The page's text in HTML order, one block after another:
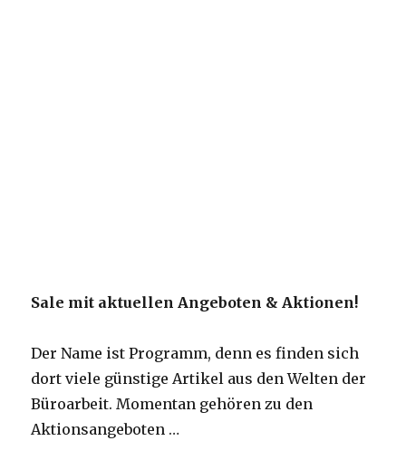
Sale mit aktuellen Angeboten & Aktionen!
Der Name ist Programm, denn es finden sich
dort viele günstige Artikel aus den Welten der
Büroarbeit. Momentan gehören zu den
Aktionsangeboten …